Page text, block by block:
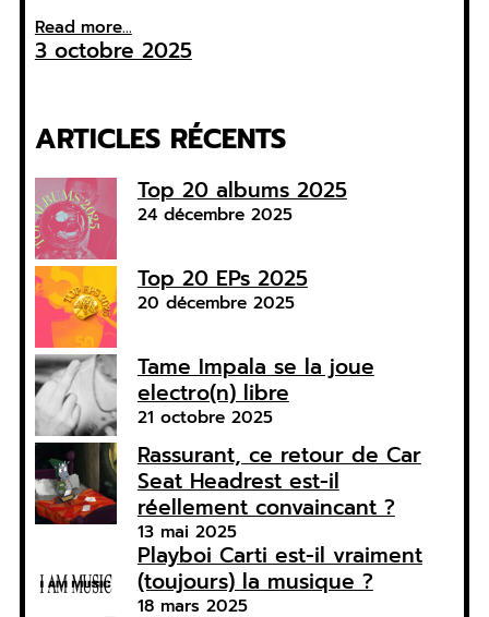
Read more...
3 octobre 2025
ARTICLES RÉCENTS
Top 20 albums 2025
24 décembre 2025
Top 20 EPs 2025
20 décembre 2025
Tame Impala se la joue
electro(n) libre
21 octobre 2025
Rassurant, ce retour de Car
Seat Headrest est-il
réellement convaincant ?
13 mai 2025
Playboi Carti est-il vraiment
(toujours) la musique ?
18 mars 2025